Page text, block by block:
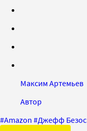
Максим Артемьев
Автор
#Amazon #Джефф Безос